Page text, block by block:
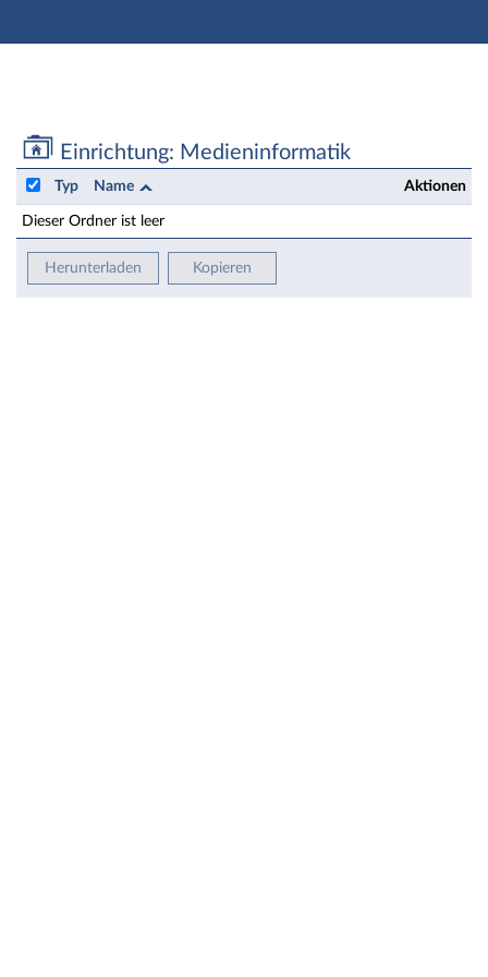
Hauptnavigation
Einrichtung: Medieninformatik - Dateien
Einrichtung: Medieninformatik
Typ Name Aktionen
Dieser Ordner ist leer
Herunterladen Kopieren